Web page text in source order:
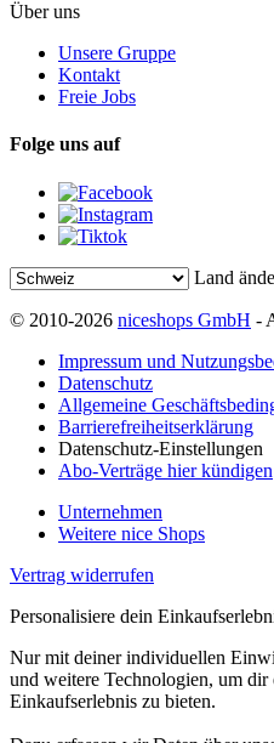
Über uns
Unsere Gruppe
Kontakt
Freie Jobs
Folge uns auf
Land
© 2010-2026 niceshops GmbH -
Impressum und
Datenschutz
Allgemeine
Barrierefreiheitserklärung
Datenschutz-Einstellungen
Abo-Verträge hier kündigen
Unternehmen
Weitere nice Shops
Vertrag widerrufen
Personalisiere dein
Nur mit deiner individuellen
und weitere Technologien, um dir
Einkaufserlebnis zu bieten.